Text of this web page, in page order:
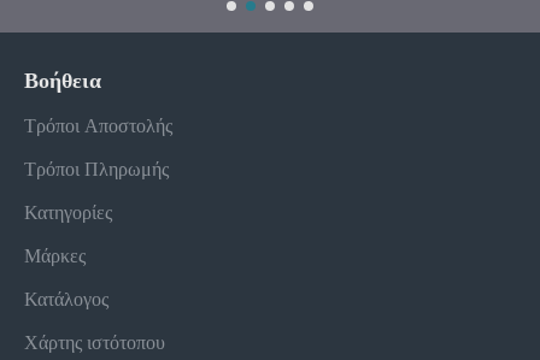
Βοήθεια
Τρόποι Αποστολής
Τρόποι Πληρωμής
Κατηγορίες
Μάρκες
Κατάλογος
Χάρτης ιστότοπου